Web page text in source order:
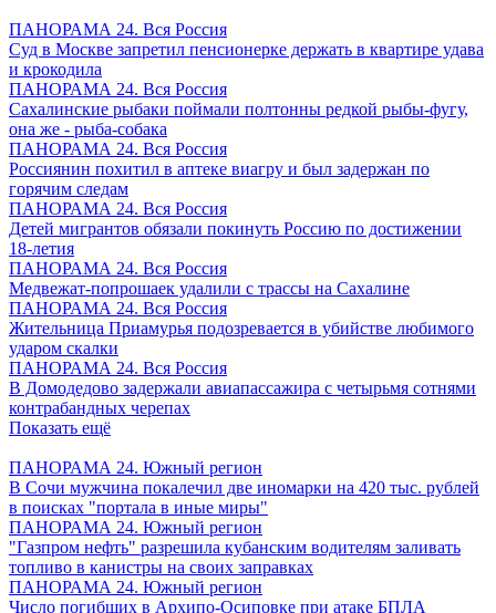
ПАНОРАМА 24. Вся Россия
Суд в Москве запретил пенсионерке держать в квартире удава
и крокодила
ПАНОРАМА 24. Вся Россия
Сахалинские рыбаки поймали полтонны редкой рыбы-фугу,
она же - рыба-собака
ПАНОРАМА 24. Вся Россия
Россиянин похитил в аптеке виагру и был задержан по
горячим следам
ПАНОРАМА 24. Вся Россия
Детей мигрантов обязали покинуть Россию по достижении
18-летия
ПАНОРАМА 24. Вся Россия
Медвежат-попрошаек удалили с трассы на Сахалине
ПАНОРАМА 24. Вся Россия
Жительница Приамурья подозревается в убийстве любимого
ударом скалки
ПАНОРАМА 24. Вся Россия
В Домодедово задержали авиапассажира с четырьмя сотнями
контрабандных черепах
Показать ещё
ПАНОРАМА 24. Южный регион
В Сочи мужчина покалечил две иномарки на 420 тыс. рублей
в поисках "портала в иные миры"
ПАНОРАМА 24. Южный регион
"Газпром нефть" разрешила кубанским водителям заливать
топливо в канистры на своих заправках
ПАНОРАМА 24. Южный регион
Число погибших в Архипо-Осиповке при атаке БПЛА